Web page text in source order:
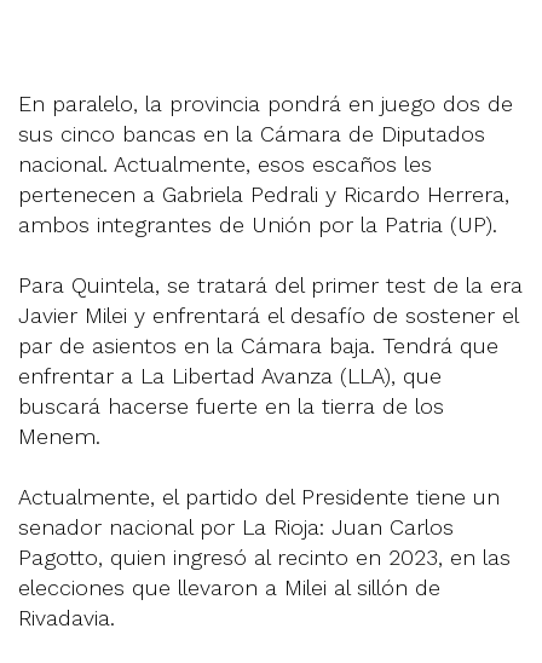
En paralelo, la provincia pondrá en juego dos de
sus cinco bancas en la Cámara de Diputados
nacional. Actualmente, esos escaños les
pertenecen a Gabriela Pedrali y Ricardo Herrera,
ambos integrantes de Unión por la Patria (UP).
Para Quintela, se tratará del primer test de la era
Javier Milei y enfrentará el desafío de sostener el
par de asientos en la Cámara baja. Tendrá que
enfrentar a La Libertad Avanza (LLA), que
buscará hacerse fuerte en la tierra de los
Menem.
Actualmente, el partido del Presidente tiene un
senador nacional por La Rioja: Juan Carlos
Pagotto, quien ingresó al recinto en 2023, en las
elecciones que llevaron a Milei al sillón de
Rivadavia.